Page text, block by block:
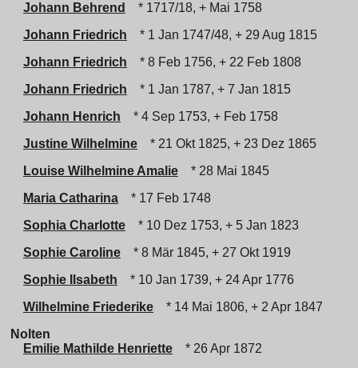
Johann Behrend
* 1717/18, + Mai 1758
Johann Friedrich
* 1 Jan 1747/48, + 29 Aug 1815
Johann Friedrich
* 8 Feb 1756, + 22 Feb 1808
Johann Friedrich
* 1 Jan 1787, + 7 Jan 1815
Johann Henrich
* 4 Sep 1753, + Feb 1758
Justine Wilhelmine
* 21 Okt 1825, + 23 Dez 1865
Louise Wilhelmine Amalie
* 28 Mai 1845
Maria Catharina
* 17 Feb 1748
Sophia Charlotte
* 10 Dez 1753, + 5 Jan 1823
Sophie Caroline
* 8 Mär 1845, + 27 Okt 1919
Sophie Ilsabeth
* 10 Jan 1739, + 24 Apr 1776
Wilhelmine Friederike
* 14 Mai 1806, + 2 Apr 1847
Nolten
Emilie Mathilde Henriette
* 26 Apr 1872